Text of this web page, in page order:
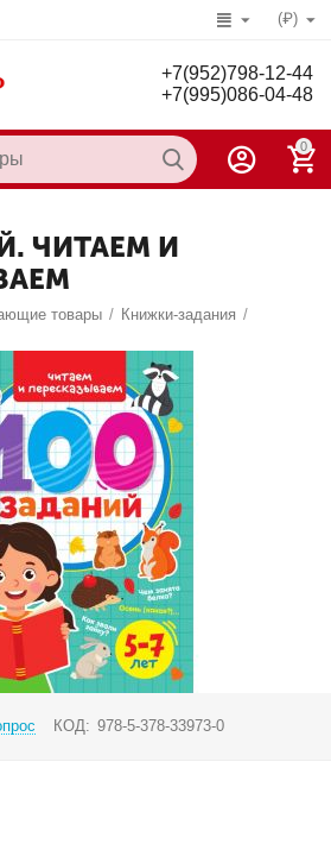
(₽)
+7(952)798-12-44
+7(995)086-04-48
0
ЧИТАЕМ И
товары / Книжки-задания /
КОД: 978-5-378-33973-0